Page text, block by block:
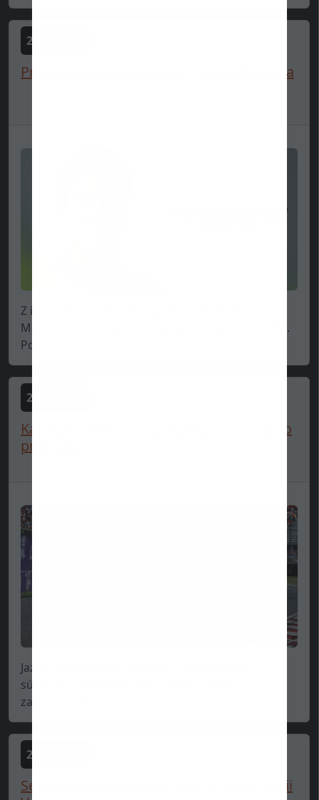
2025-06-16
Prekvapujúce: Aston Martin chce Russella
Z istých tlačových informácií sa zdá, že Aston
Martin Racing vážne zvažuje zisk George Russella.
Pod...
2025-06-15
Kanadská Veľká cena: Na Russella nebolo
protilátky
Jazdec Mercedesu sa počas celého preteku
sústredil a kontrolovanou jazdou si ľahko
zabezpečil víťazs...
2025-06-14
Senzáciehodný Russell pole na kvalifikácii